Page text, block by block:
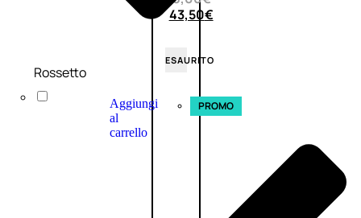
43,50€
ESAURITO
Aggiungi
al
carrello
PROMO
Rossetto